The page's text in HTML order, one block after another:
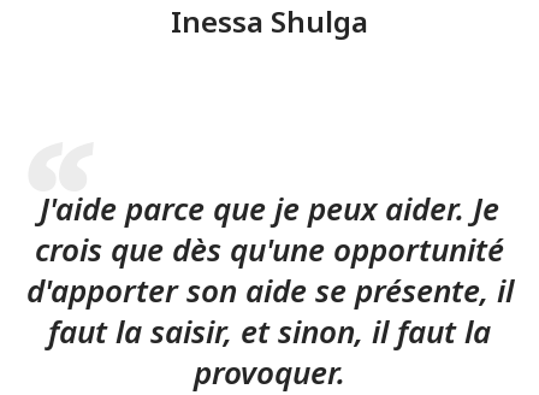
Inessa Shulga
J'aide parce que je peux aider. Je
crois que dès qu'une opportunité
d'apporter son aide se présente, il
faut la saisir, et sinon, il faut la
provoquer.